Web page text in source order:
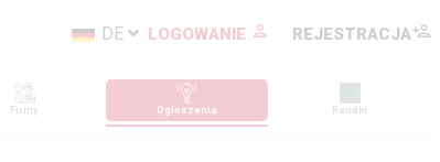
LOGOWANIE REJESTRACJA
DE
Firmy Ogłoszenia Randki